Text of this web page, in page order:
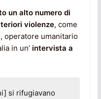
un alto numero di
violenze, come
, operatore umanitario
in un’ intervista a
si rifugiavano